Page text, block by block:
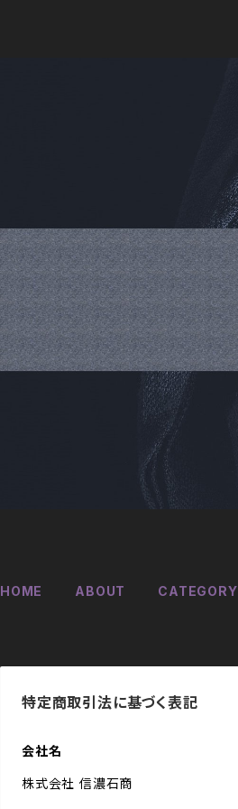
HOME ABOUT CATEGORY
特定商取引法に基づく表記
会社名
株式会社 信濃石商